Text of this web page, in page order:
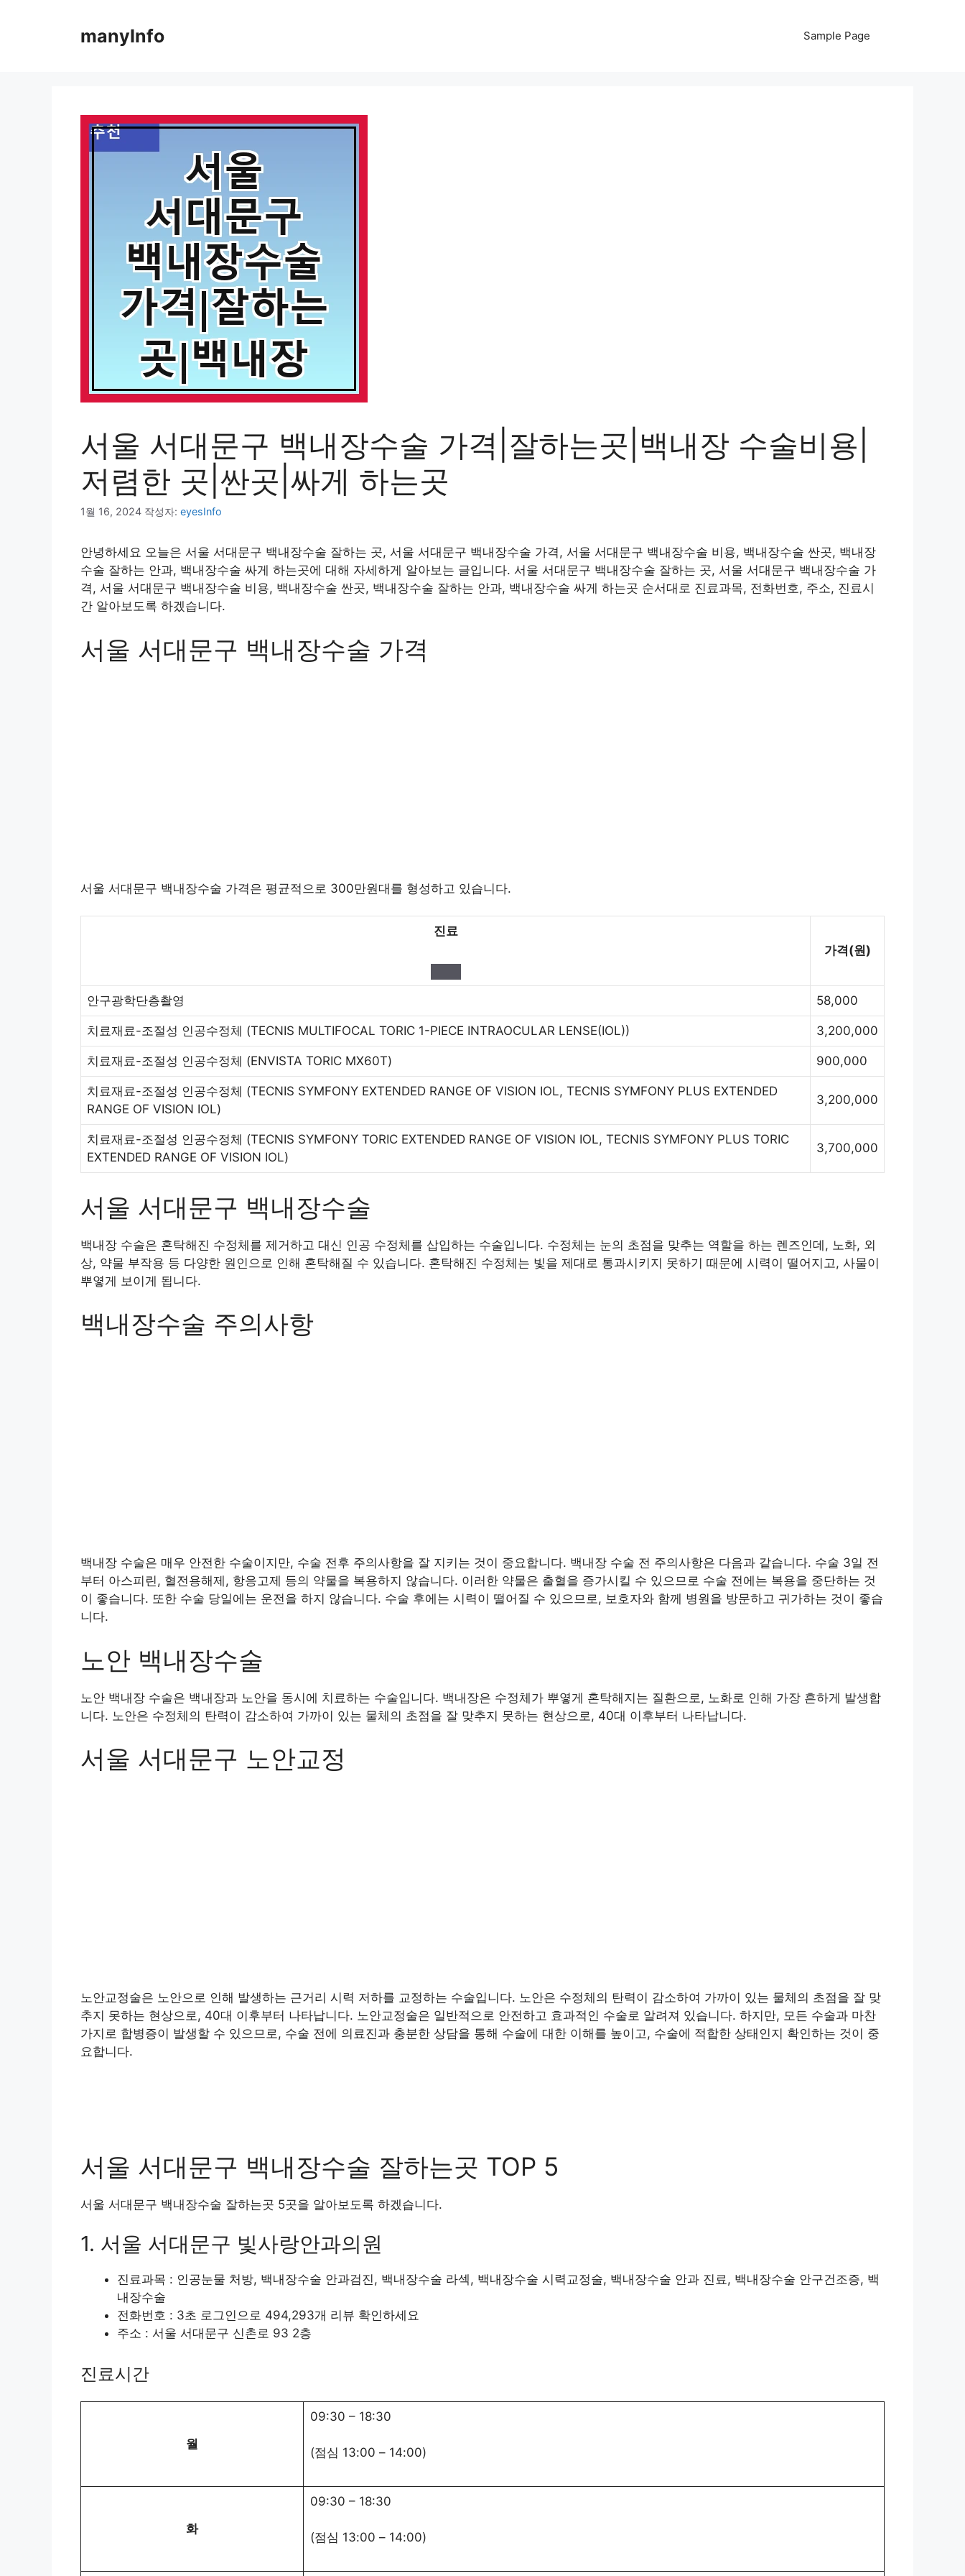
manyInfo Sample Page
서울 서대문구 백내장수술 가격|잘하는곳|백내장 수술비용|
저렴한 곳|싼곳|싸게 하는곳
1월 16, 2024 작성자: eyesInfo
안녕하세요 오늘은 서울 서대문구 백내장수술 잘하는 곳, 서울 서대문구 백내장수술 가격, 서울 서대문구 백내장수술 비용, 백내장수술 싼곳, 백내장
수술 잘하는 안과, 백내장수술 싸게 하는곳에 대해 자세하게 알아보는 글입니다. 서울 서대문구 백내장수술 잘하는 곳, 서울 서대문구 백내장수술 가
격, 서울 서대문구 백내장수술 비용, 백내장수술 싼곳, 백내장수술 잘하는 안과, 백내장수술 싸게 하는곳 순서대로 진료과목, 전화번호, 주소, 진료시
간 알아보도록 하겠습니다.
서울 서대문구 백내장수술 가격
서울 서대문구 백내장수술 가격은 평균적으로 300만원대를 형성하고 있습니다.
진료
가격(원)
안구광학단층촬영 58,000
치료재료-조절성 인공수정체 (TECNIS MULTIFOCAL TORIC 1-PIECE INTRAOCULAR LENSE(IOL)) 3,200,000
치료재료-조절성 인공수정체 (ENVISTA TORIC MX60T) 900,000
치료재료-조절성 인공수정체 (TECNIS SYMFONY EXTENDED RANGE OF VISION IOL, TECNIS SYMFONY PLUS EXTENDED
RANGE OF VISION IOL)
3,200,000
치료재료-조절성 인공수정체 (TECNIS SYMFONY TORIC EXTENDED RANGE OF VISION IOL, TECNIS SYMFONY PLUS TORIC
EXTENDED RANGE OF VISION IOL)
3,700,000
서울 서대문구 백내장수술
백내장 수술은 혼탁해진 수정체를 제거하고 대신 인공 수정체를 삽입하는 수술입니다. 수정체는 눈의 초점을 맞추는 역할을 하는 렌즈인데, 노화, 외
상, 약물 부작용 등 다양한 원인으로 인해 혼탁해질 수 있습니다. 혼탁해진 수정체는 빛을 제대로 통과시키지 못하기 때문에 시력이 떨어지고, 사물이
뿌옇게 보이게 됩니다.
백내장수술 주의사항
백내장 수술은 매우 안전한 수술이지만, 수술 전후 주의사항을 잘 지키는 것이 중요합니다. 백내장 수술 전 주의사항은 다음과 같습니다. 수술 3일 전
부터 아스피린, 혈전용해제, 항응고제 등의 약물을 복용하지 않습니다. 이러한 약물은 출혈을 증가시킬 수 있으므로 수술 전에는 복용을 중단하는 것
이 좋습니다. 또한 수술 당일에는 운전을 하지 않습니다. 수술 후에는 시력이 떨어질 수 있으므로, 보호자와 함께 병원을 방문하고 귀가하는 것이 좋습
니다.
노안 백내장수술
노안 백내장 수술은 백내장과 노안을 동시에 치료하는 수술입니다. 백내장은 수정체가 뿌옇게 혼탁해지는 질환으로, 노화로 인해 가장 흔하게 발생합
니다. 노안은 수정체의 탄력이 감소하여 가까이 있는 물체의 초점을 잘 맞추지 못하는 현상으로, 40대 이후부터 나타납니다.
서울 서대문구 노안교정
노안교정술은 노안으로 인해 발생하는 근거리 시력 저하를 교정하는 수술입니다. 노안은 수정체의 탄력이 감소하여 가까이 있는 물체의 초점을 잘 맞
추지 못하는 현상으로, 40대 이후부터 나타납니다. 노안교정술은 일반적으로 안전하고 효과적인 수술로 알려져 있습니다. 하지만, 모든 수술과 마찬
가지로 합병증이 발생할 수 있으므로, 수술 전에 의료진과 충분한 상담을 통해 수술에 대한 이해를 높이고, 수술에 적합한 상태인지 확인하는 것이 중
요합니다.
서울 서대문구 백내장수술 잘하는곳 TOP 5
서울 서대문구 백내장수술 잘하는곳 5곳을 알아보도록 하겠습니다.
1. 서울 서대문구 빛사랑안과의원
진료과목 : 인공눈물 처방, 백내장수술 안과검진, 백내장수술 라섹, 백내장수술 시력교정술, 백내장수술 안과 진료, 백내장수술 안구건조증, 백
내장수술
전화번호 : 3초 로그인으로 494,293개 리뷰 확인하세요
주소 : 서울 서대문구 신촌로 93 2층
진료시간
월
09:30 – 18:30
(점심 13:00 – 14:00)
화
09:30 – 18:30
(점심 13:00 – 14:00)